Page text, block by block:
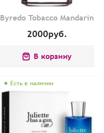
Byredo Tobacco Mandarin
2000руб.
В корзину
Есть в наличии